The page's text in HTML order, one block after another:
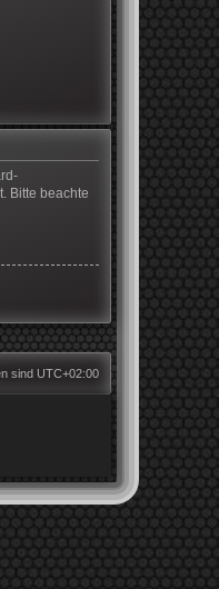
Bitte beachte
sind UTC+02:00